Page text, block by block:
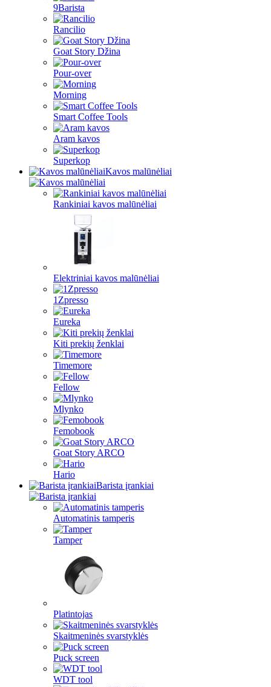
9Barista
Rancilio
Goat Story Džina
Pour-over
Morning
Smart Coffee Tools
Aram kavos
Superkop
Kavos malūnėliai
Rankiniai kavos malūnėliai
Elektriniai kavos malūnėliai
1Zpresso
Eureka
Kiti prekių ženklai
Timemore
Fellow
Mlynko
Femobook
Goat Story ARCO
Hario
Barista įrankiai
Automatinis tamperis
Tamper
Platintojas
Skaitmeninės svarstyklės
Puck screen
WDT tool